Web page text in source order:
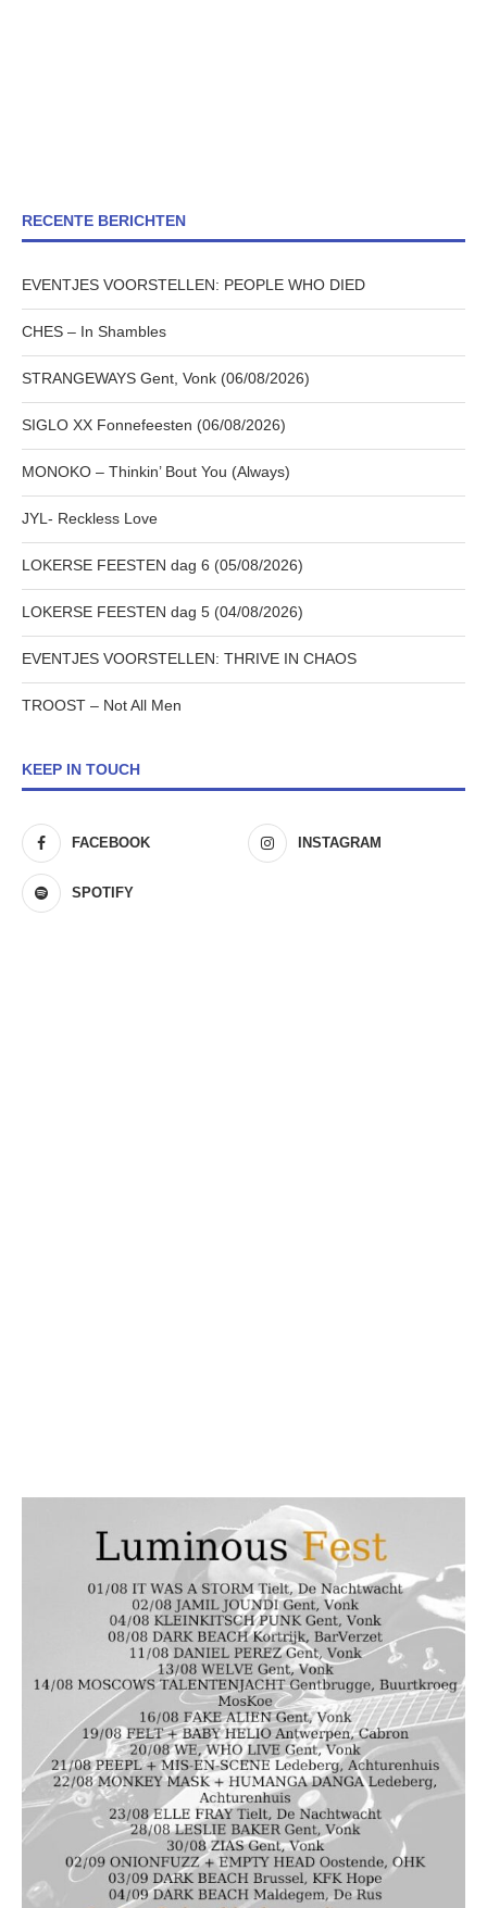
RECENTE BERICHTEN
EVENTJES VOORSTELLEN: PEOPLE WHO DIED
CHES – In Shambles
STRANGEWAYS Gent, Vonk (06/08/2026)
SIGLO XX Fonnefeesten (06/08/2026)
MONOKO – Thinkin’ Bout You (Always)
JYL- Reckless Love
LOKERSE FEESTEN dag 6 (05/08/2026)
LOKERSE FEESTEN dag 5 (04/08/2026)
EVENTJES VOORSTELLEN: THRIVE IN CHAOS
TROOST – Not All Men
KEEP IN TOUCH
FACEBOOK INSTAGRAM
SPOTIFY